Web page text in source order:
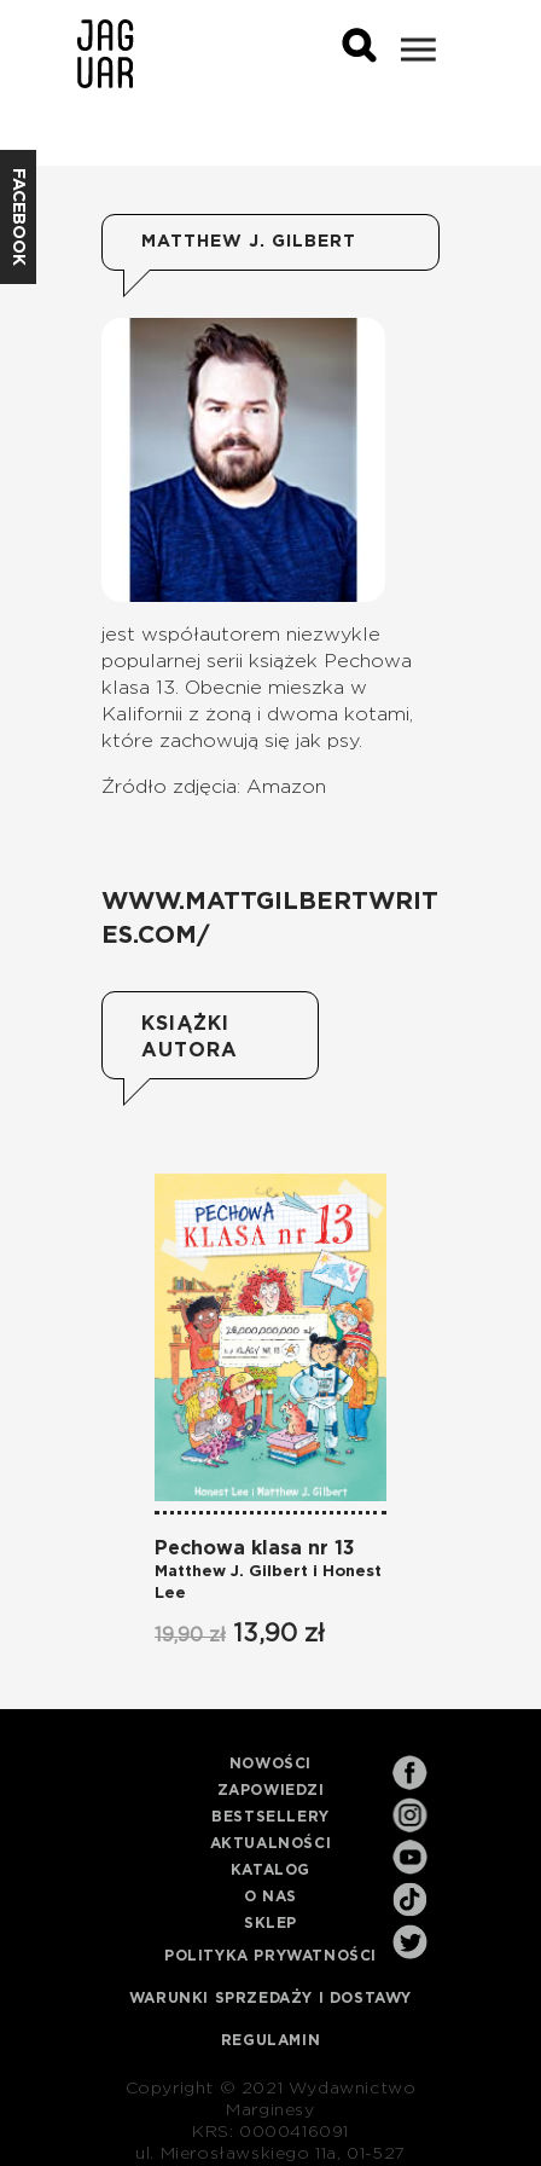
FACEBOOK MATTHEW J. GILBERT
jest współautorem niezwykle
popularnej serii książek Pechowa
klasa 13.
Obecnie mieszka w
Kalifornii z żoną i dwoma kotami,
które zachowują się jak psy.
Źródło zdjęcia: Amazon
WWW.MATTGILBERTWRIT
ES.COM/
KSIĄŻKI
AUTORA
Pechowa klasa nr 13
Matthew J. Gilbert i Honest
Lee
19,90 zł 13,90 zł
NOWOŚCI
ZAPOWIEDZI
BESTSELLERY
AKTUALNOŚCI
KATALOG
O NAS
SKLEP
POLITYKA PRYWATNOŚCI
WARUNKI SPRZEDAŻY I DOSTAWY
REGULAMIN
Copyright © 2021 Wydawnictwo
Marginesy
KRS: 0000416091
ul. Mierosławskiego 11a, 01-527